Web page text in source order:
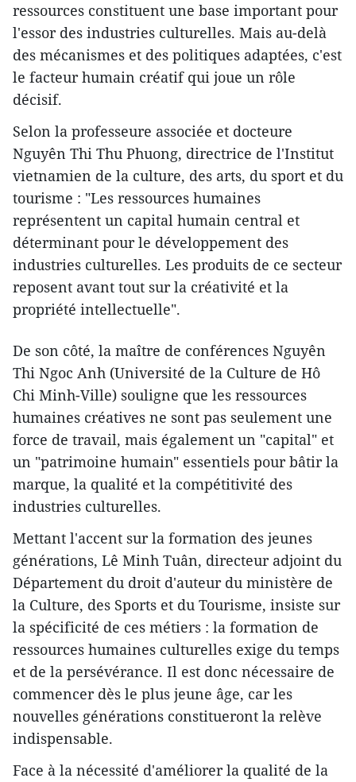
ressources constituent une base important pour
l'essor des industries culturelles. Mais au-delà
des mécanismes et des politiques adaptées, c'est
le facteur humain créatif qui joue un rôle
décisif.
Selon la professeure associée et docteure
Nguyên Thi Thu Phuong, directrice de l'Institut
vietnamien de la culture, des arts, du sport et du
tourisme : "Les ressources humaines
représentent un capital humain central et
déterminant pour le développement des
industries culturelles. Les produits de ce secteur
reposent avant tout sur la créativité et la
propriété intellectuelle".
De son côté, la maître de conférences Nguyên
Thi Ngoc Anh (Université de la Culture de Hô
Chi Minh-Ville) souligne que les ressources
humaines créatives ne sont pas seulement une
force de travail, mais également un "capital" et
un "patrimoine humain" essentiels pour bâtir la
marque, la qualité et la compétitivité des
industries culturelles.
Mettant l'accent sur la formation des jeunes
générations, Lê Minh Tuân, directeur adjoint du
Département du droit d'auteur du ministère de
la Culture, des Sports et du Tourisme, insiste sur
la spécificité de ces métiers : la formation de
ressources humaines culturelles exige du temps
et de la persévérance. Il est donc nécessaire de
commencer dès le plus jeune âge, car les
nouvelles générations constitueront la relève
indispensable.
Face à la nécessité d'améliorer la qualité de la